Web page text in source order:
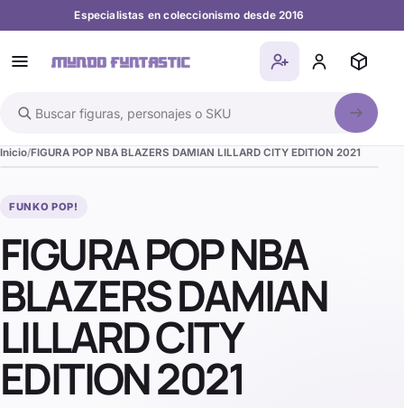
Especialistas en coleccionismo desde 2016
Buscar en el catálogo
Inicio FIGURA POP NBA BLAZERS DAMIAN LILLARD CITY EDITION 2021
FUNKO POP!
FIGURA POP NBA
BLAZERS DAMIAN
LILLARD CITY
EDITION 2021